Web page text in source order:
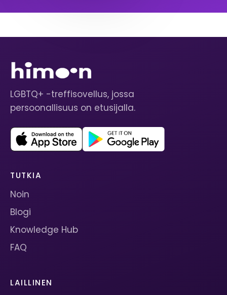
LGBTQ+ -treffisovellus, jossa
persoonallisuus on etusijalla.
TUTKIA
Noin
Blogi
Knowledge Hub
FAQ
LAILLINEN